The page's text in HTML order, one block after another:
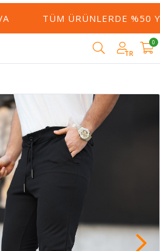
TÜM ÜRÜNLERDE %50
TR
0